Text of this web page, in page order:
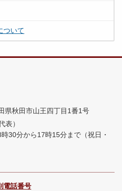
ついて
秋田市山王四丁目1番1号
表）
時30分から17時15分まで （祝日・
電話番号